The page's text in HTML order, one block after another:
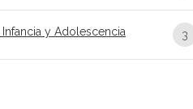
Infancia y Adolescencia 3